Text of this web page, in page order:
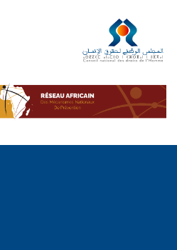
Skip
to
main
content